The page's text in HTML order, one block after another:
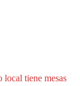
local tiene mesas